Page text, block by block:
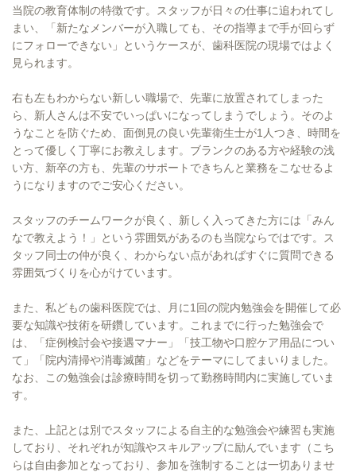
当院の教育体制の特徴です。スタッフが日々の仕事に追われてし
まい、「新たなメンバーが入職しても、その指導まで手が回らず
にフォローできない」というケースが、歯科医院の現場ではよく
見られます。
右も左もわからない新しい職場で、先輩に放置されてしまった
ら、新人さんは不安でいっぱいになってしまうでしょう。そのよ
うなことを防ぐため、面倒見の良い先輩衛生士が1人つき、時間を
とって優しく丁寧にお教えします。ブランクのある方や経験の浅
い方、新卒の方も、先輩のサポートできちんと業務をこなせるよ
うになりますのでご安心ください。
スタッフのチームワークが良く、新しく入ってきた方には「みん
なで教えよう！」という雰囲気があるのも当院ならではです。ス
タッフ同士の仲が良く、わからない点があればすぐに質問できる
雰囲気づくりを心がけています。
また、私どもの歯科医院では、月に1回の院内勉強会を開催して必
要な知識や技術を研鑽しています。これまでに行った勉強会で
は、「症例検討会や接遇マナー」「技工物や口腔ケア用品につい
て」「院内清掃や消毒滅菌」などをテーマにしてまいりました。
なお、この勉強会は診療時間を切って勤務時間内に実施していま
す。
また、上記とは別でスタッフによる自主的な勉強会や練習も実施
しており、それぞれが知識やスキルアップに励んでいます（こち
らは自由参加となっており、参加を強制することは一切ありませ